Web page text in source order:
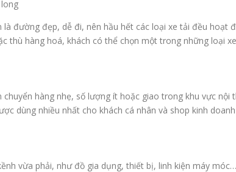
là đường đẹp, dễ đi, nên hầu hết các loại xe tải đều hoạt
thù hàng hoá, khách có thể chọn một trong những loại
hàng nhẹ, số lượng ít hoặc giao trong khu vực nội
dùng nhiều nhất cho khách cá nhân và shop kinh
vừa phải, như đồ gia dụng, thiết bị, linh kiện máy